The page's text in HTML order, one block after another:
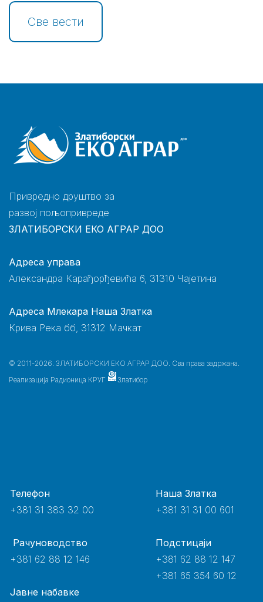
Све вести
Привредно друштво за
развој пољопривреде
ЗЛАТИБОРСКИ ЕКО АГРАР ДОО
Адреса управа
Александра Карађорђевића 6, 31310 Чајетина
Адреса Млекара Наша Златка
Крива Река бб, 31312 Мачкат
© 2011-2026. ЗЛАТИБОРСКИ ЕКО АГРАР ДОО. Сва права задржана.
Реализација Радионица КРУГ Златибор
Телефон
+381 31 383 32 00
Рачуноводство
+381 62 88 12 146
Јавне набавке
Наша Златка
+381 31 31 00 601
Подстицаји
+381 62 88 12 147
+381 65 354 60 12